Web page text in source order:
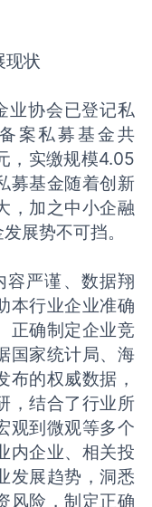
现状
业协会已登记私
案私募基金共
，实缴规模4.05
募基金随着创新
，加之中小企融
展势不可挡。
容严谨、数据翔
本行业企业准确
正确制定企业竞
国家统计局、海
布的权威数据，
，结合了行业所
观到微观等多个
内企业、相关投
发展趋势，洞悉
风险，制定正确